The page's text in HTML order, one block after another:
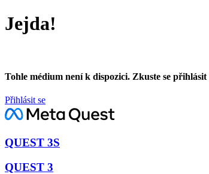
Jejda!
Tohle médium není k dispozici. Zkuste se
Přihlásit se
QUEST 3S
QUEST 3